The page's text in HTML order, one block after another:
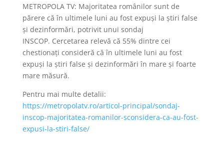
METROPOLA TV: Majoritatea românilor sunt de
părere că în ultimele luni au fost expuşi la ştiri false
şi dezinformări, potrivit unui sondaj
INSCOP. Cercetarea relevă că 55% dintre cei
chestionaţi consideră că în ultimele luni au fost
expuşi la ştiri false şi dezinformări în mare şi foarte
mare măsură.
Pentru mai multe detalii:
https://metropolatv.ro/articol-principal/sondaj-
inscop-majoritatea-romanilor-sconsidera-ca-au-fost-
expusi-la-stiri-false/